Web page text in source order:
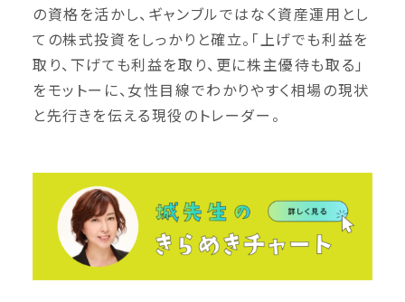
の資格を活かし、ギャンブルではなく資産運⽤とし
ての株式投資をしっかりと確⽴。「上げでも利益を
取り、下げても利益を取り、更に株主優待も取る」
をモットーに、⼥性⽬線でわかりやすく相場の現状
と先⾏きを伝える現役のトレーダー。